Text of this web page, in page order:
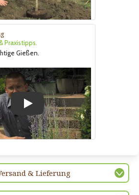
Praxistipps.
Gießen.
Play
& Lieferung